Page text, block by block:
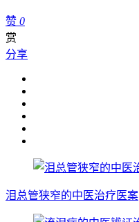
赞 0
赏
分享
泪总管狭窄的中医治疗医案